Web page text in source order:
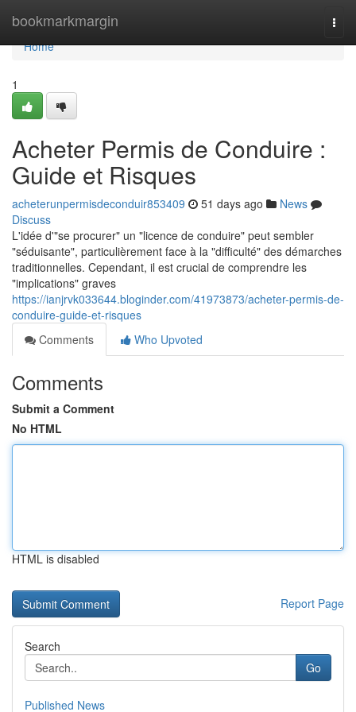
bookmarkmargin
Home
Home
1
Acheter Permis de Conduire :
Guide et Risques
acheterunpermisdeconduir853409 51 days ago
News
Discuss
L'idée d'"se procurer" un "licence de conduire" peut sembler
"séduisante", particulièrement face à la "difficulté" des démarches
traditionnelles. Cependant, il est crucial de comprendre les
"implications" graves
https://ianjrvk033644.bloginder.com/41973873/acheter-permis-de-
conduire-guide-et-risques
Comments
Who Upvoted
Comments
Submit a Comment
No HTML
HTML is disabled
Report Page
Search
Go
Published News